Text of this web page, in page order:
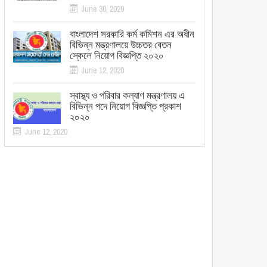
June 30, 2020
বাংলাদেশ সরকারি কর্ম কমিশন এর অধীন
বিভিন্ন মন্ত্রণালয়ে উচ্চতর বেতন
স্কেলে নিয়োগ বিজ্ঞপ্তি ২০২০
June 12, 2020
স্বাস্থ্য ও পরিবার কল্যাণ মন্ত্রণালয় এ
বিভিন্ন পদে নিয়োগ বিজ্ঞপ্তি প্রকাশ
২০২০
June 12, 2020